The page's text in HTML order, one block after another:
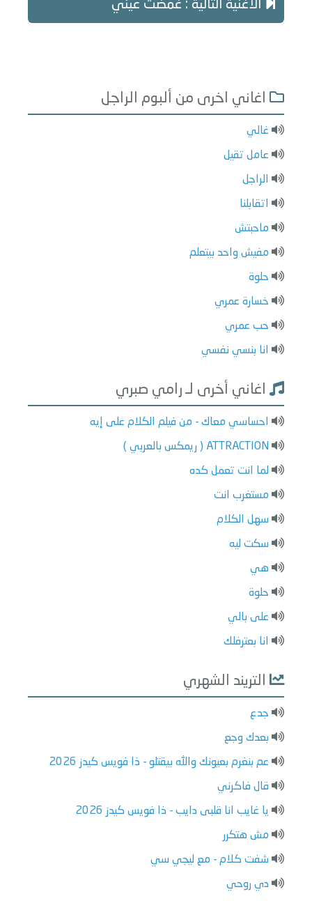
الاغنية التالية : غمضت عيني
اغاني اخرى من ألبوم الراجل
غالي
عامل تقيل
الراجل
اتقابلنا
ماحبتش
مفيش واحد بيتعلم
حلوة
خسارة عمري
حب عمري
انا بنسي نفسي
اغاني أخرى لـ رامي صبري
احساسي معاك - من فيلم الكلام على إيه
ATTRACTION ( ريمكس بالعربي )
لما انت تعمل كده
مستغرب انت
سهل الكلام
سكت ليه
هي
حلوة
على بالي
انا بعترفلك
التريند الشهري
جدع
بعدك وجع
عم بنغرم بعيونك والله بيقتلو - ذا فويس كيدز 2026
قال فاكرني
يا غايب انا قلبى دايب - ذا فويس كيدز 2026
مش هتكرر
شفت كلام - مع ليجي سي
دي روحي